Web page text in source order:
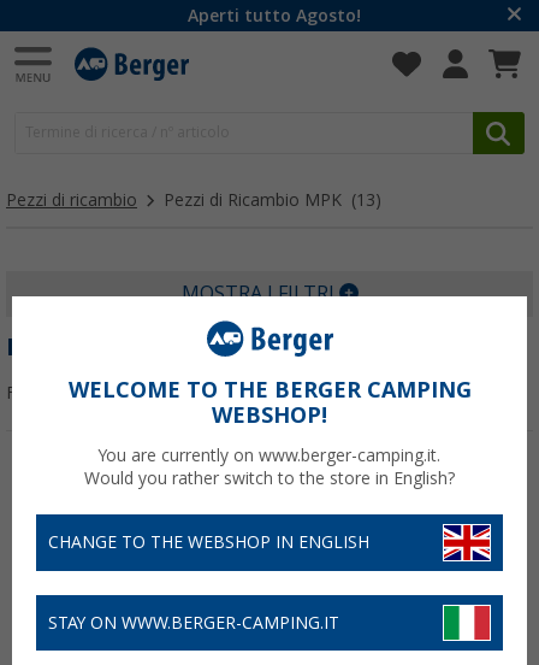
Aperti tutto Agosto!
Pezzi di ricambio Pezzi di Ricambio MPK (13)
MOSTRA I FILTRI
PEZZI DI RICAMBIO MPK
Filtrare per:WELCOME TO THE BERGER CAMPING
WEBSHOP!
You are currently on www.berger-camping.it.
Would you rather switch to the store in English?
CHANGE TO THE WEBSHOP IN ENGLISH
STAY ON WWW.BERGER-CAMPING.IT